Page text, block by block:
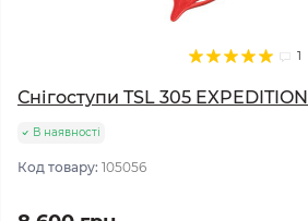
1
Снігоступи TSL 305 EXPEDITION
В наявності
Код товару: 105056